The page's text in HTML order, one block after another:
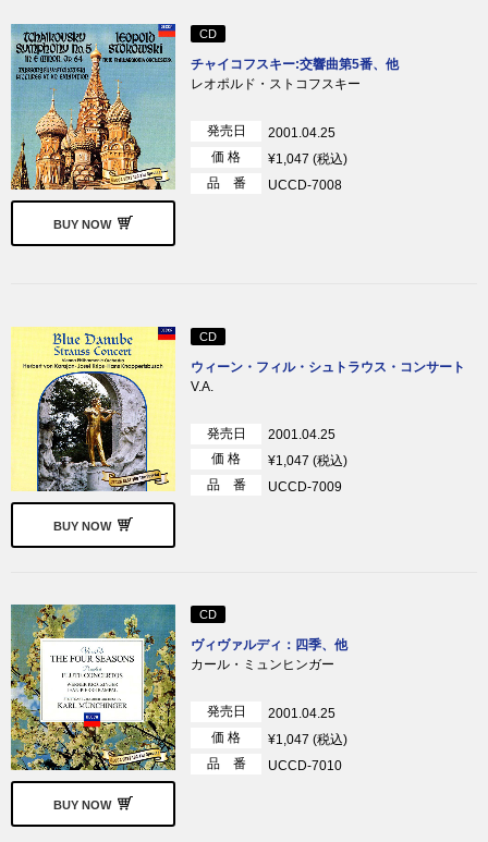
BUY NOW
CD
チャイコフスキー:交響曲第5番、他
レオポルド・ストコフスキー
発売日
2001.04.25
価 格
¥1,047 (税込)
品 番
UCCD-7008
BUY NOW
CD
ウィーン・フィル・シュトラウス・コンサート
V.A.
発売日
2001.04.25
価 格
¥1,047 (税込)
品 番
UCCD-7009
BUY NOW
CD
ヴィヴァルディ：四季、他
カール・ミュンヒンガー
発売日
2001.04.25
価 格
¥1,047 (税込)
品 番
UCCD-7010